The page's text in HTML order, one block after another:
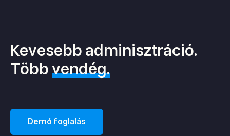
Kevesebb adminisztráció.
Többvendég.
Demó foglalás